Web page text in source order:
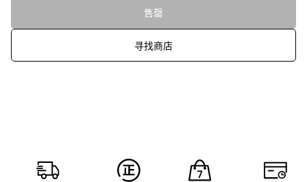
售罄
寻找商店